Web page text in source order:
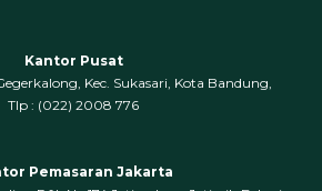
Kantor Pusat
Kec. Sukasari, Kota Bandung,
‍Tlp : (022) 2008 776
Pemasaran Jakarta